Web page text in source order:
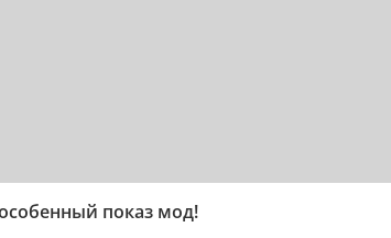
показ мод!